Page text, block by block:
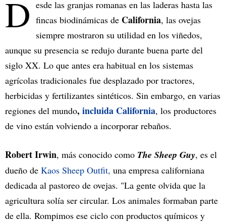
D esde las granjas romanas en las laderas hasta las
fincas biodinámicas de California, las ovejas
siempre mostraron su utilidad en los viñedos,
aunque su presencia se redujo durante buena parte del
siglo XX. Lo que antes era habitual en los sistemas
agrícolas tradicionales fue desplazado por tractores,
herbicidas y fertilizantes sintéticos. Sin embargo, en varias
regiones del mundo, incluida California, los productores
de vino están volviendo a incorporar rebaños.
Robert Irwin, más conocido como The Sheep Guy, es el
dueño de Kaos Sheep Outfit, una empresa californiana
dedicada al pastoreo de ovejas. "La gente olvida que la
agricultura solía ser circular. Los animales formaban parte
de ella. Rompimos ese ciclo con productos químicos y